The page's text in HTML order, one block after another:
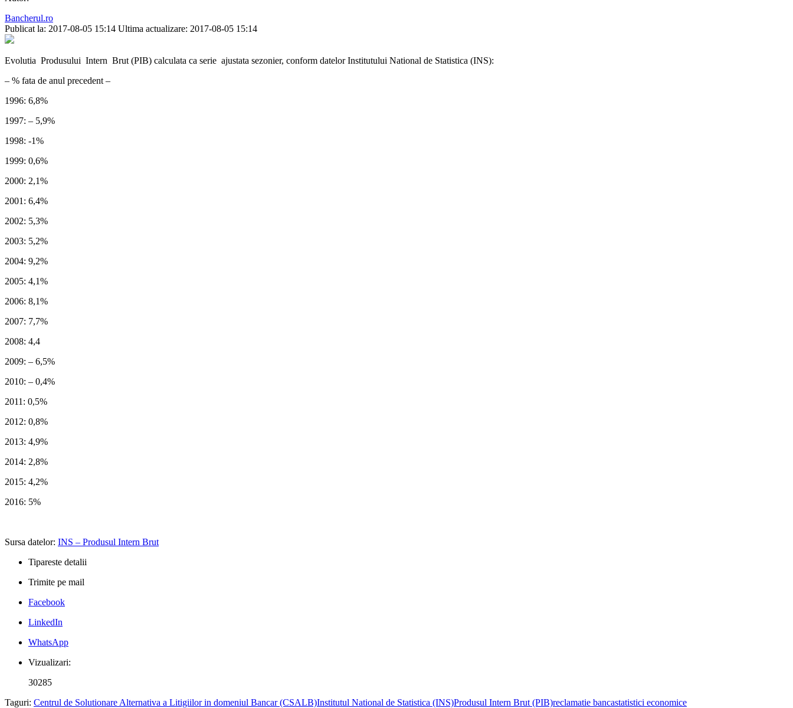
Bancherul.ro
Publicat la: 2017-08-05 15:14 Ultima actualizare: 2017-08-05 15:14
Evolutia Produsului Intern Brut (PIB) calculata ca serie ajustata sezonier, conform datelor Institutului National de Statistica (INS):
– % fata de anul precedent –
1996: 6,8%
1997: – 5,9%
1998: -1%
1999: 0,6%
2000: 2,1%
2001: 6,4%
2002: 5,3%
2003: 5,2%
2004: 9,2%
2005: 4,1%
2006: 8,1%
2007: 7,7%
2008: 4,4
2009: – 6,5%
2010: – 0,4%
2011: 0,5%
2012: 0,8%
2013: 4,9%
2014: 2,8%
2015: 4,2%
2016: 5%
Sursa datelor: INS – Produsul Intern Brut
Tipareste detalii
Trimite pe mail
Facebook
LinkedIn
WhatsApp
Vizualizari:
30285
Taguri: Centrul de Solutionare Alternativa a Litigiilor in domeniul Bancar (CSALB)Institutul National de Statistica (INS)Produsul Intern Brut (PIB)reclamatie bancastatistici economice